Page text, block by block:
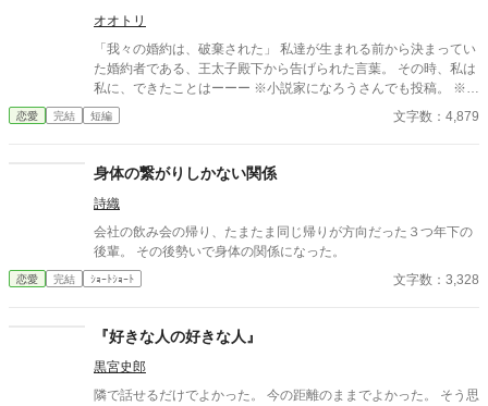
オオトリ
「我々の婚約は、破棄された」 私達が生まれる前から決まってい
た婚約者である、王太子殿下から告げられた言葉。 その時、私は
私に、できたことはーーー ※小説家になろうさんでも投稿。 ※一
時間ごとに公開し、全３話で完結です。 タイトル及び、タグにご
注意！不安のある方はお気をつけてください。
恋愛 完結 短編 文字数：4,879
身体の繋がりしかない関係
詩織
会社の飲み会の帰り、たまたま同じ帰りが方向だった３つ年下の
後輩。 その後勢いで身体の関係になった。
恋愛 完結 ｼｮｰﾄｼｮｰﾄ 文字数：3,328
『好きな人の好きな人』
黒宮史郎
隣で話せるだけでよかった。 今の距離のままでよかった。 そう思